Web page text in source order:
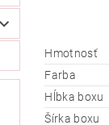
Hmotnosť
Farba
Hĺbka boxu
Šírka boxu